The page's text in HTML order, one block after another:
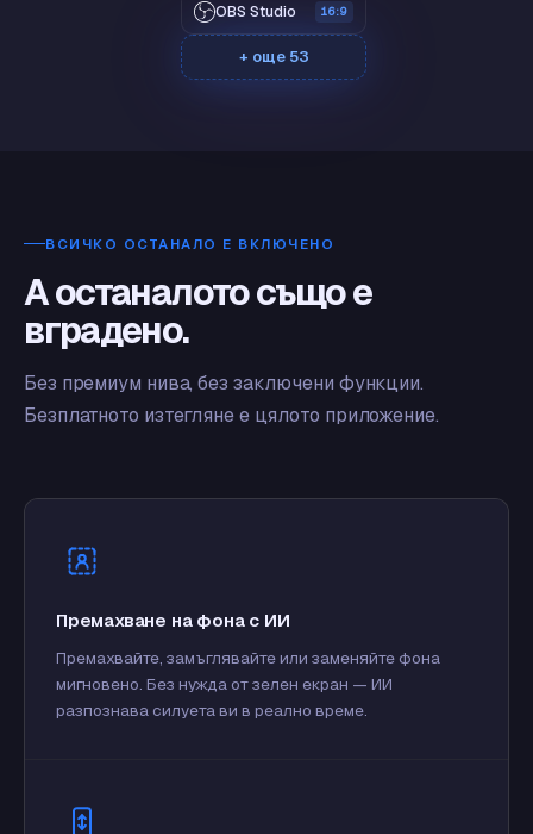
OBS Studio 16:9
+ още 53
ВСИЧКО ОСТАНАЛО Е ВКЛЮЧЕНО
А останалото също е
вградено.
Без премиум нива, без заключени функции.
Безплатното изтегляне е цялото приложение.
Премахване на фона с ИИ
Премахвайте, замъглявайте или заменяйте фона
мигновено. Без нужда от зелен екран — ИИ
разпознава силуета ви в реално време.